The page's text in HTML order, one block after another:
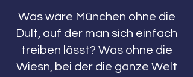
Was wäre München ohne die
Dult, auf der man sich einfach
treiben lässt? Was ohne die
Wiesn, bei der die ganze Welt